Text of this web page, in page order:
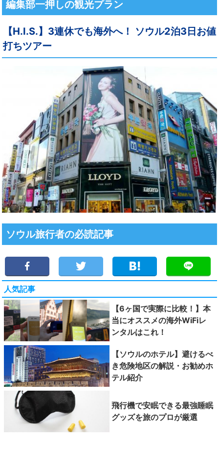
編集部一押しの観光プラン
【H.I.S.】3連休でも海外へ！ ソウル2泊3日お値
打ちツアー
ソウル旅行者の必読記事
人気記事
【6ヶ国で実際に比較！】本
当にオススメの海外WiFiレ
ンタルはこれ！
【ソウルのホテル】避けるべ
き危険地区の解説・お勧めホ
テル紹介
飛行機で安眠できる最強睡眠
グッズを旅のプロが厳選